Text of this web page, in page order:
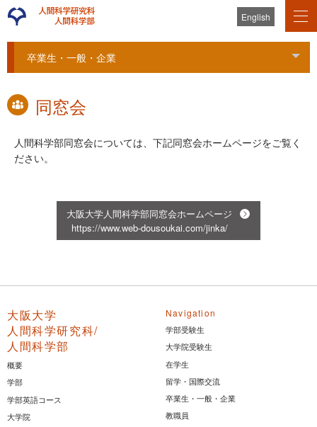
English
卒業生・一般・企業
同窓会
人間科学部同窓会については、下記同窓会ホームページをご覧く
ださい。
大阪大学人間科学部同窓会ホームページ
https://www.web-dousoukai.com/jinka/
大阪大学
人間科学研究科/
人間科学部
概要
学部
学部英語コース
大学院
Navigation
学部受験生
大学院受験生
在学生
留学・国際交流
卒業生・一般・企業
教職員